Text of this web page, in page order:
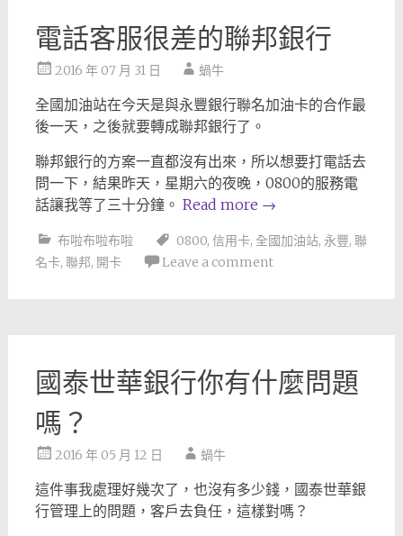
電話客服很差的聯邦銀行
2016 年 07 月 31 日 蝸牛
全國加油站在今天是與永豐銀行聯名加油卡的合作最
後一天，之後就要轉成聯邦銀行了。
聯邦銀行的方案一直都沒有出來，所以想要打電話去
問一下，結果昨天，星期六的夜晚，0800的服務電
話讓我等了三十分鐘。 Read more →
布啦布啦布啦 0800, 信用卡, 全國加油站, 永豐, 聯
名卡, 聯邦, 開卡 Leave a comment
國泰世華銀行你有什麼問題
嗎？
2016 年 05 月 12 日 蝸牛
這件事我處理好幾次了，也沒有多少錢，國泰世華銀
行管理上的問題，客戶去負任，這樣對嗎？